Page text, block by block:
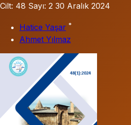
Cilt: 48 Sayı: 2 30 Aralık 2024
Hatice Yaşar *
Ahmet Yılmaz